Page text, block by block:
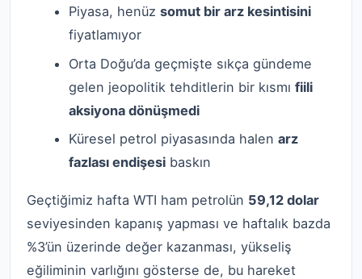
Piyasa, henüz somut bir arz kesintisini
fiyatlamıyor
Orta Doğu’da geçmişte sıkça gündeme
gelen jeopolitik tehditlerin bir kısmı fiili
aksiyona dönüşmedi
Küresel petrol piyasasında halen arz
fazlası endişesi baskın
Geçtiğimiz hafta WTI ham petrolün 59,12 dolar
seviyesinden kapanış yapması ve haftalık bazda
%3’ün üzerinde değer kazanması, yükseliş
eğiliminin varlığını gösterse de, bu hareket